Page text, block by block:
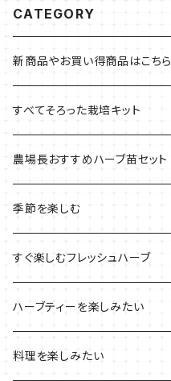
CATEGORY
新商品やお買い得商品はこちら
今イチオシの商品
季節のおすすめ商品
すべてそろった栽培キット
フェルトプランターの栽培キット
ルーツポーチの栽培キット
ブリキプランターの栽培キット
木製プランターの栽培キット
プラ製プランターの栽培キット
農場長おすすめハーブ苗セット
農場長おすすめセット
おすすめの寄せ植え
季節を楽しむ
2022年のお正月
2022年の母の日
2021年の敬老の日
すぐ楽しむフレッシュハーブ
ハーブミックス
ハーブブーケ
ハーブティーを楽しみたい
ハーブティーの定番ハーブ
料理を楽しみたい